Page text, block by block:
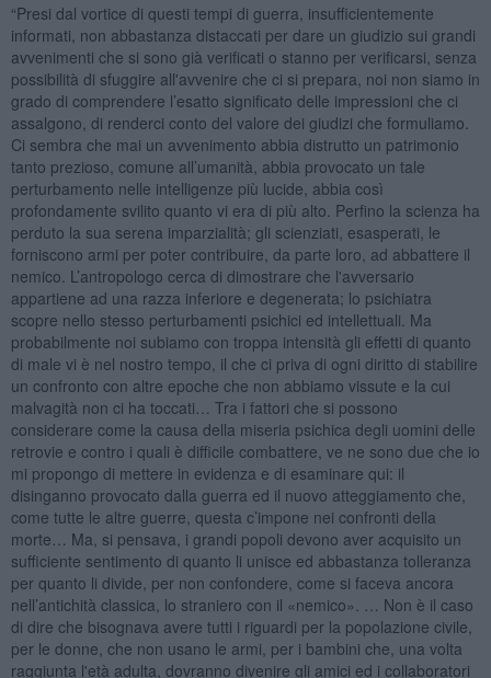
“Presi dal vortice di questi tempi di guerra, insufficientemente
informati, non abbastanza distaccati per dare un giudizio sui grandi
avvenimenti che si sono già verificati o stanno per verificarsi, senza
possibilità di sfuggire all'avvenire che ci si prepara, noi non siamo in
grado di comprendere l’esatto significato delle impressioni che ci
assalgono, di renderci conto del valore dei giudizi che formuliamo.
Ci sembra che mai un avvenimento abbia distrutto un patrimonio
tanto prezioso, comune all’umanità, abbia provocato un tale
perturbamento nelle intelligenze più lucide, abbia così
profondamente svilito quanto vi era di più alto. Perfino la scienza ha
perduto la sua serena imparzialità; gli scienziati, esasperati, le
forniscono armi per poter contribuire, da parte loro, ad abbattere il
nemico. L’antropologo cerca di dimostrare che l'avversario
appartiene ad una razza inferiore e degenerata; lo psichiatra
scopre nello stesso perturbamenti psichici ed intellettuali. Ma
probabilmente noi subiamo con troppa intensità gli effetti di quanto
di male vi è nel nostro tempo, il che ci priva di ogni diritto di stabilire
un confronto con altre epoche che non abbiamo vissute e la cui
malvagità non ci ha toccati… Tra i fattori che si possono
considerare come la causa della miseria psichica degli uomini delle
retrovie e contro i quali è difficile combattere, ve ne sono due che io
mi propongo di mettere in evidenza e di esaminare qui: il
disinganno provocato dalla guerra ed il nuovo atteggiamento che,
come tutte le altre guerre, questa c’impone nei confronti della
morte… Ma, si pensava, i grandi popoli devono aver acquisito un
sufficiente sentimento di quanto li unisce ed abbastanza tolleranza
per quanto li divide, per non confondere, come si faceva ancora
nell’antichità classica, lo straniero con il «nemico». … Non è il caso
di dire che bisognava avere tutti i riguardi per la popolazione civile,
per le donne, che non usano le armi, per i bambini che, una volta
raggiunta l'età adulta, dovranno divenire gli amici ed i collaboratori